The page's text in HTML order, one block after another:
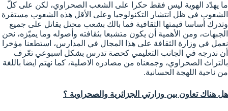
ما يهدّد الهوية ليس فقط حكرا على الشعب الصحراوي، لكن على كلّ
الشعوب في ظل انتشار التكنولوجيا وعلى الأقل هذه الشعوب مستقرة
وتدرك أساسا قيمتها الثقافية فما بالك بشعب محتل يقاتل على جميع
الجبهات، ومن الأهمية أن يكون متشبعا بثقافته وأصوله وما يميّزه، نحن
نعمل في وزارة الثقافة على هذا المجال في المدارس، استطعنا مؤخرا
أن ندرجه في الجانب التعليمي كحصة تدرس بشكل اسبوعي تعّرف
بالتراث الصحراوي، وجمعناه من مصادره الاصلية، كما نهتم ايضا باللغة
من ناحية اللهجة الحسانية.
هل هناك تعاون بين وزارتي الجزائرية والصحراوية ؟